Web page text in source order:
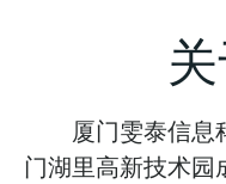
厦门雯泰信息
门湖里高新技术园